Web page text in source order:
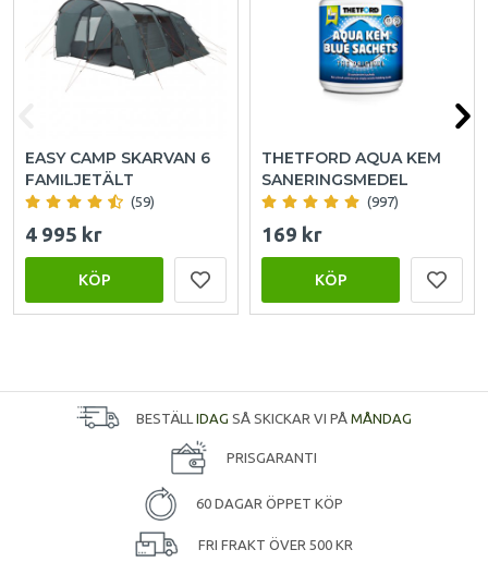
EASY CAMP SKARVAN 6
FAMILJETÄLT
(59)
4 995 kr
KÖP
THETFORD AQUA KEM
SANERINGSMEDEL
(997)
169 kr
KÖP
BESTÄLL IDAG SÅ SKICKAR VI PÅ MÅNDAG
PRISGARANTI
60 DAGAR ÖPPET KÖP
FRI FRAKT ÖVER 500 KR